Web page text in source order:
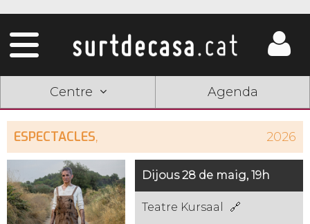
Centre Agenda
ESPECTACLES, 2026
Dijous 28 de maig, 19h
Teatre Kursaal